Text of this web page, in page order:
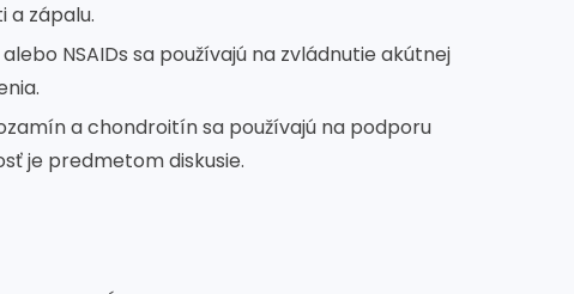
a zápalu.
NSAIDs sa používajú na zvládnutie akútnej
a chondroitín sa používajú na podporu
je predmetom diskusie.